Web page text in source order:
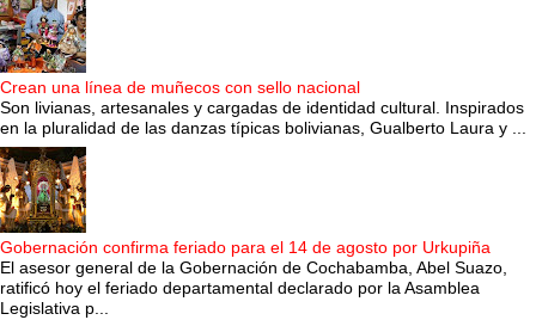
Crean una línea de muñecos con sello nacional
Son livianas, artesanales y cargadas de identidad cultural. Inspirados
en la pluralidad de las danzas típicas bolivianas, Gualberto Laura y ...
Gobernación confirma feriado para el 14 de agosto por Urkupiña
El asesor general de la Gobernación de Cochabamba, Abel Suazo,
ratificó hoy el feriado departamental declarado por la Asamblea
Legislativa p...